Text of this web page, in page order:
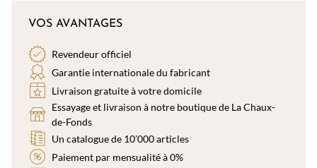
VOS AVANTAGES
Revendeur officiel
Garantie internationale du fabricant
Livraison gratuite à votre domicile
Essayage et livraison à notre boutique de La Chaux-
de-Fonds
Un catalogue de 10’000 articles
Paiement par mensualité à 0%